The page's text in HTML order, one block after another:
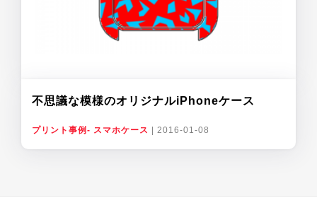
不思議な模様のオリジナルiPhoneケース
プリント事例- スマホケース 2016-01-08